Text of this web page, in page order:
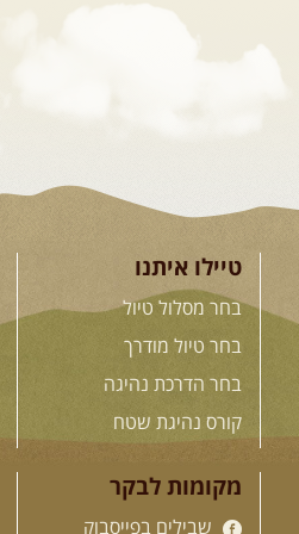
מסע שטח לאחת המדינות הפראיות
והמרגשות בעולם. קירגיסטאן היא לא ...
[המשך]
הקווקז הגבוה מחכה לכם: נתיבי שטח
מרהיבים, פסגות מושלגות, אירוח ...
[המשך]
23-29.09.2026 - סוכות – טיול
פתוח
בין רכס הקווקז הנמוך לגבוה, בין נהרות
שוצפים למעברי הרים ...[המשך]
טיילו איתנו
בחר מסלול טיול
בחר טיול מודרך
בחר הדרכת נהיגה
קורס נהיגת שטח
מקומות לבקר
שבילים בפייסבוק